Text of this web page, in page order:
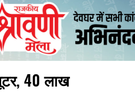
40 लाख